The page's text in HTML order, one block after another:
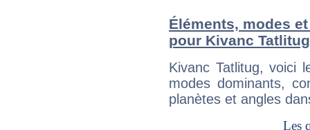
Éléments, modes
pour Kivanc Tatlitug
Kivanc Tatlitug, voici
modes dominants,
planètes et angles